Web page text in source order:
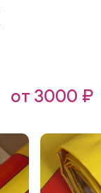
от 3000 ₽